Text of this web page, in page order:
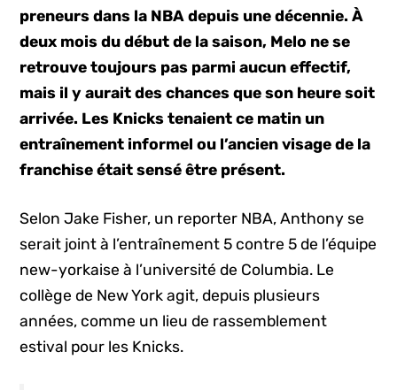
preneurs dans la NBA depuis une décennie. À
deux mois du début de la saison, Melo ne se
retrouve toujours pas parmi aucun effectif,
mais il y aurait des chances que son heure soit
arrivée. Les Knicks tenaient ce matin un
entraînement informel ou l’ancien visage de la
franchise était sensé être présent.
Selon Jake Fisher, un reporter NBA, Anthony se
serait joint à l’entraînement 5 contre 5 de l’équipe
new-yorkaise à l’université de Columbia. Le
collège de New York agit, depuis plusieurs
années, comme un lieu de rassemblement
estival pour les Knicks.